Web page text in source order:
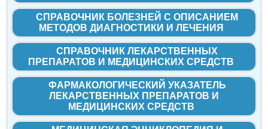
СПРАВОЧНИК БОЛЕЗНЕЙ С ОПИСАНИЕМ
МЕТОДОВ ДИАГНОСТИКИ И ЛЕЧЕНИЯ
СПРАВОЧНИК ЛЕКАРСТВЕННЫХ
ПРЕПАРАТОВ И МЕДИЦИНСКИХ СРЕДСТВ
ФАРМАКОЛОГИЧЕСКИЙ УКАЗАТЕЛЬ
ЛЕКАРСТВЕННЫХ ПРЕПАРАТОВ И
МЕДИЦИНСКИХ СРЕДСТВ